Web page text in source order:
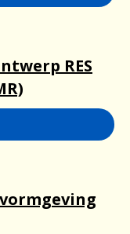
RES